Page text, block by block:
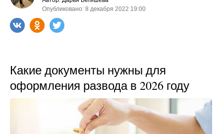
Опубликовано: 8 декабря 2022 19:00
Какие документы нужны для
оформления развода в 2026 году